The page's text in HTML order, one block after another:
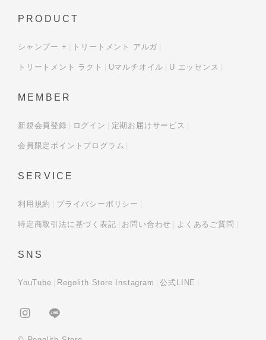
PRODUCT
シャンプー + トリートメント アルガ
トリートメント ラクト Uマルチオイル U エッセンス
MEMBER
新規会員登録 ログイン 定期お届けサービス
会員限定ポイントプログラム
SERVICE
利用規約 プライバシーポリシー
特定商取引法に基づく表記 お問い合わせ よくあるご質問
SNS
YouTube Regolith Store Instagram 公式LINE